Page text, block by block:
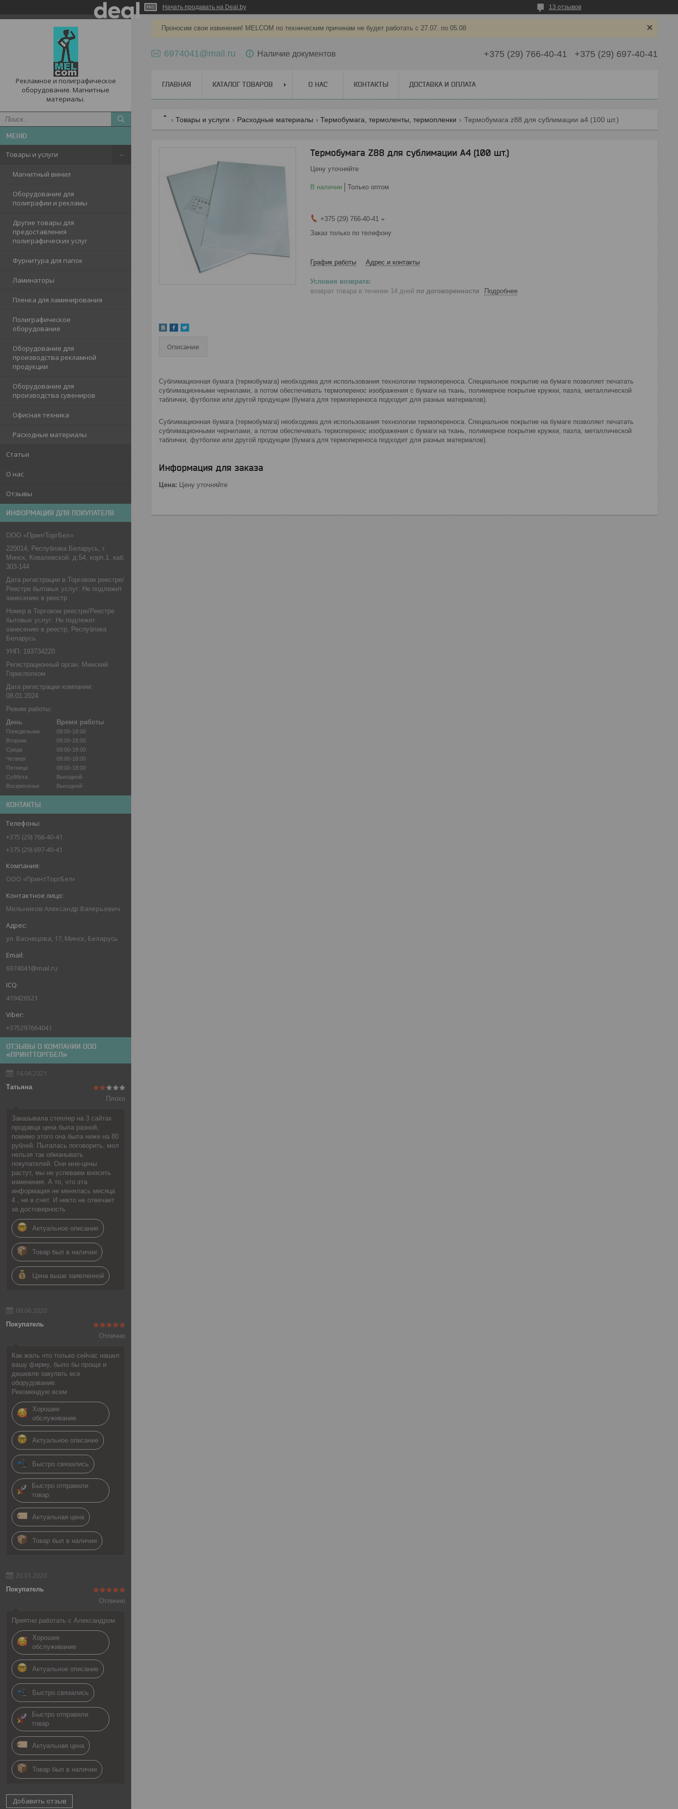
Начать продавать на Deal.by 13 отзывов
Рекламное и полиграфическое
оборудование. Магнитные
материалы.
Товары и услуги
Магнитный винил
Оборудование для
полиграфии и рекламы
Другие товары для
предоставления
полиграфических услуг
Фурнитура для папок
Ламинаторы
Пленка для ламинирования
Полиграфическое
оборудование
Оборудование для
производства рекламной
продукции
Оборудование для
производства сувениров
Офисная техника
Расходные материалы
Статьи
О нас
Отзывы
ИНФОРМАЦИЯ ДЛЯ ПОКУПАТЕЛЯ
ООО «ПринтТоргБел»
220014, Республика Беларусь, г.
Минск, Ковалевской, д.54, корп.1, каб.
303-144
Дата регистрации в Торговом реестре/
Реестре бытовых услуг: Не подлежит
занесению в реестр
Номер в Торговом реестре/Реестре
бытовых услуг: Не подлежит
занесению в реестр, Республика
Беларусь
УНП: 193734220
Регистрационный орган: Минский
Горисполком
Дата регистрации компании:
08.01.2024
Режим работы:
День
Время работы
Понедельник
09:00-18:00
Вторник
09:00-18:00
Среда
09:00-18:00
Четверг
09:00-18:00
Пятница
09:00-18:00
Суббота
Выходной
Воскресенье
Выходной
КОНТАКТЫ
+375 (29) 766-40-41
+375 (29) 697-40-41
ООО «ПринтТоргБел»
Мельников Александр Валерьевич
ул. Васнецова, 17, Минск, Беларусь
6974041@mail.ru
419426521
+375297664041
ОТЗЫВЫ О КОМПАНИИ ООО
«ПРИНТТОРГБЕЛ»
14.04.2021
Татьяна
Плохо
Заказывала степлер на 3 сайтах
продавца цена была разной,
помимо этого она была ниже на 80
рублей. Пыталась поговорить, мол
нельзя так обманывать
покупателей. Они мне-цены
растут, мы не успеваем вносить
изменения. А то, что эта
информация не менялась месяца
4 , не в счет. И никто не отвечает
за достоверность
Актуальное описание
Товар был в наличии
Цена выше заявленной
09.06.2020
Покупатель
Отлично
Как жаль что только сейчас нашел
вашу фирму, было бы проще и
дешевле закупать все
оборудование.
Рекомендую всем
Хорошее
обслуживание
Актуальное описание
Быстро связались
Быстро отправили
товар
Актуальная цена
Товар был в наличии
20.01.2020
Покупатель
Отлично
Приятно работать с Александром.
Хорошее
обслуживание
Актуальное описание
Быстро связались
Быстро отправили
товар
Актуальная цена
Товар был в наличии
Добавить отзыв
Проносим свои извинения! MELCOM по техническим причинам не будет работать с 27.07. по 05.08
6974041@mail.ru Наличие документов +375 (29) 766-40-41 +375 (29) 697-40-41
ГЛАВНАЯ КАТАЛОГ ТОВАРОВ О НАС КОНТАКТЫ ДОСТАВКА И ОПЛАТА
Товары и услуги Расходные материалы Термобумага, термоленты, термопленки Термобумага z88 для сублимации a4 (100 шт.)
Термобумага Z88 для сублимации A4 (100 шт.)
Цену уточняйте
В наличии Только оптом
+375 (29) 766-40-41
Заказ только по телефону
График работы Адрес и контакты
возврат товара в течение 14 дней по договоренности Подробнее
Описание
Сублимационная бумага (термобумага) необходима для использования технологии термопереноса. Специальное покрытие на бумаге позволяет печатать
сублимационными чернилами, а потом обеспечивать термоперенос изображения с бумаги на ткань, полимерное покрытие кружки, пазла, металлической
таблички, футболки или другой продукции (бумага для термопереноса подходит для разных материалов).
Сублимационная бумага (термобумага) необходима для использования технологии термопереноса. Специальное покрытие на бумаге позволяет печатать
сублимационными чернилами, а потом обеспечивать термоперенос изображения с бумаги на ткань, полимерное покрытие кружки, пазла, металлической
таблички, футболки или другой продукции (бумага для термопереноса подходит для разных материалов).
Информация для заказа
Цена: Цену уточняйте